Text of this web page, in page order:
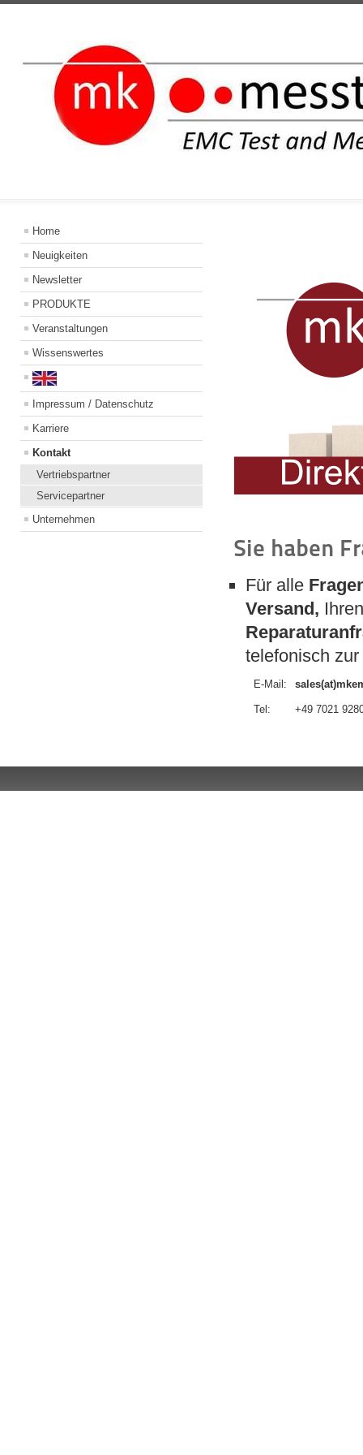
Home
Neuigkeiten
Newsletter
PRODUKTE
Veranstaltungen
Wissenswertes
Impressum / Datenschutz
Karriere
Kontakt
Vertriebspartner
Servicepartner
Unternehmen
Sie haben
Für alle
Versand,
telefonisch
E-Mail:
Tel: +49 7021